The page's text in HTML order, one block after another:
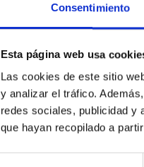
Consentimiento
Esta página web usa
Las cookies de este sitio
y analizar el tráfico.
redes sociales, publicidad y
que hayan recopilado a
(2023)